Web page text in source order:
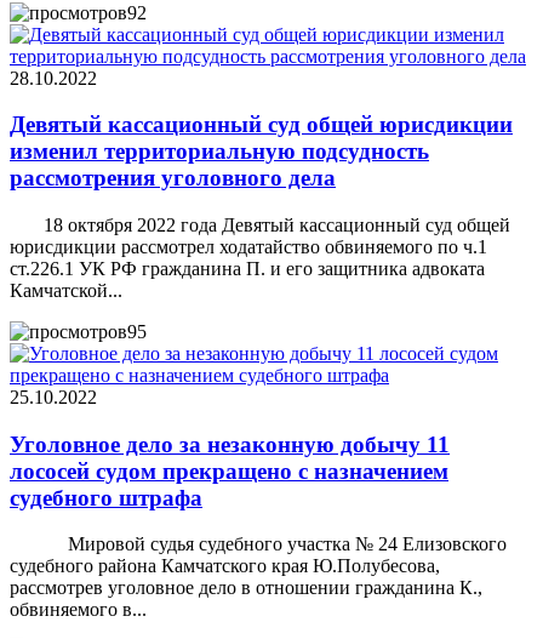
92
28.10.2022
Девятый кассационный суд общей юрисдикции
изменил территориальную подсудность
рассмотрения уголовного дела
18 октября 2022 года Девятый кассационный суд общей
юрисдикции рассмотрел ходатайство обвиняемого по ч.1
ст.226.1 УК РФ гражданина П. и его защитника адвоката
Камчатской...
95
25.10.2022
Уголовное дело за незаконную добычу 11
лососей судом прекращено с назначением
судебного штрафа
Мировой судья судебного участка № 24 Елизовского
судебного района Камчатского края Ю.Полубесова,
рассмотрев уголовное дело в отношении гражданина К.,
обвиняемого в...